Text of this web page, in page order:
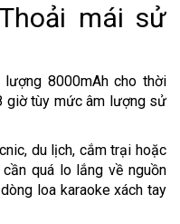
mái sử
8000mAh cho thời
giờ tùy mức âm lượng sử
du lịch, cắm trại hoặc
quá lo lắng về nguồn
loa karaoke xách tay